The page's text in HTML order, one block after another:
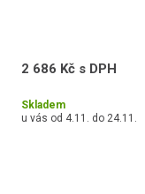
2 686 Kč s DPH
Skladem
u vás od 4.11. do 24.11.